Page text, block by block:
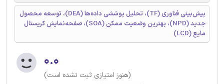
پیش‌بینی فناوری (TF)، تحلیل پوششی داده‌ها (DEA)، توسعه محصول
جدید (NPD)، بهترین وضعیت ممکن (SOA)، صفحه‌نمایش کریستال
مایع (LCD)
۰.۰
(هنوز امتیازی ثبت نشده است)